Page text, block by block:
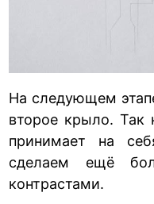
На следующем
второе крыло. Так
принимает на
сделаем ещё
контрастами.